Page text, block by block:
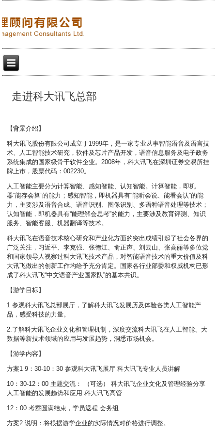
走进科大讯飞总部
【背景介绍】
科大讯飞股份有限公司成立于1999年，是一家专业从事智能语音及语言技
术、人工智能技术研究，软件及芯片产品开发，语音信息服务及电子政务
系统集成的国家级骨干软件企业。2008年，科大讯飞在深圳证券交易所挂
牌上市，股票代码：002230。
人工智能主要分为计算智能、感知智能、认知智能。计算智能，即机
器“能存会算”的能力；感知智能，即机器具有“能听会说、能看会认”的能
力，主要涉及语音合成、语音识别、图像识别、多语种语音处理等技术；
认知智能，即机器具有“能理解会思考”的能力，主要涉及教育评测、知识
服务、智能客服、机器翻译等技术。
科大讯飞在语音技术核心研究和产业化方面的突出成绩引起了社会各界的
广泛关注，习近平、李克强、张德江、俞正声、刘云山、张高丽等多位党
和国家领导人视察过科大讯飞技术产品，对智能语音技术的重大价值及科
大讯飞做出的创新工作均给予充分肯定。国家各行业部委和权威机构已形
成了科大讯飞“中文语音产业国家队”的基本共识。
【游学目标】
1.参观科大讯飞总部展厅，了解科大讯飞发展历及体验各类人工智能产
品，感受科技的力量。
2.了解科大讯飞企业文化和管理机制，深度交流科大讯飞在人工智能、大
数据等新技术领域的应用与发展趋势，洞悉市场机会。
【游学内容】
方案1 9：30-10：30 参观科大讯飞展厅 科大讯飞专业人员讲解
10：30-12：00 主题交流： （可选） 科大讯飞企业文化及管理经验分享
人工智能的发展趋势和应用 科大讯飞高管
12：00 考察圆满结束，学员返程 会务组
方案2 说明：将根据游学企业的实际情况对价格进行调整。